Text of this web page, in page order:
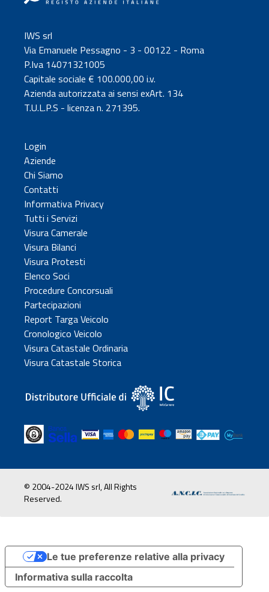
IWS srl
Via Emanuele Pessagno - 3 - 00122 - Roma
P.Iva 14071321005
Capitale sociale € 100.000,00 i.v.
Azienda autorizzata ai sensi exArt. 134
T.U.L.P.S - licenza n. 271395.
Login
Aziende
Chi Siamo
Contatti
Informativa Privacy
Tutti i Servizi
Visura Camerale
Visura Bilanci
Visura Protesti
Elenco Soci
Procedure Concorsuali
Partecipazioni
Report Targa Veicolo
Cronologico Veicolo
Visura Catastale Ordinaria
Visura Catastale Storica
© 2004-2024 IWS srl, All Rights
Reserved.
Informativa sulla raccolta
Le tue preferenze relative alla privacy